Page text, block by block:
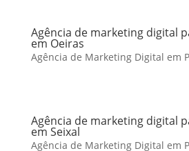
Agência de marketing digital
em Oeiras
Agência de Marketing Digital em
Agência de marketing digital
em Seixal
Agência de Marketing Digital em